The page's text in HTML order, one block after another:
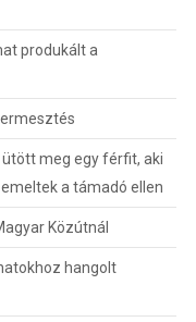
produkált a
meg egy férfit, aki
a támadó ellen
Közútnál
hangolt